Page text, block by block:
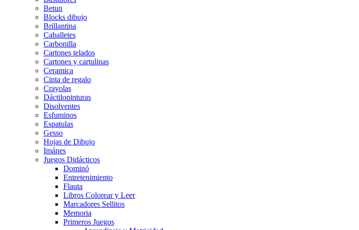
Betun
Blocks dibujo
Brillantina
Caballetes
Carbonilla
Cartones telados
Cartones y cartulinas
Ceramica
Cinta de regalo
Crayolas
Dáctilopinturas
Disolventes
Esfuminos
Espatulas
Gesso
Hojas de Dibujo
Imánes
Juegos Didácticos
Dominó
Entretenimiento
Flauta
Libros Colorear y Leer
Marcadores Sellitos
Memoria
Primeros Juegos